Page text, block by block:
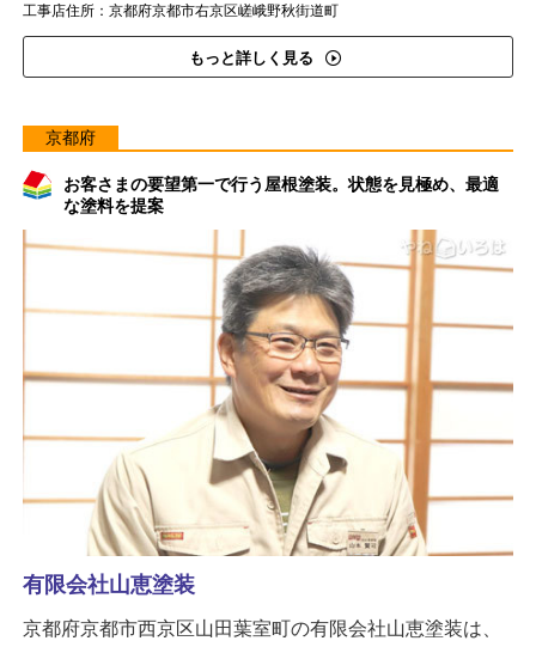
工事店住所：京都府京都市右京区嵯峨野秋街道町
もっと詳しく見る
京都府
お客さまの要望第一で行う屋根塗装。状態を見極め、最適
な塗料を提案
有限会社山恵塗装
京都府京都市西京区山田葉室町の有限会社山恵塗装は、